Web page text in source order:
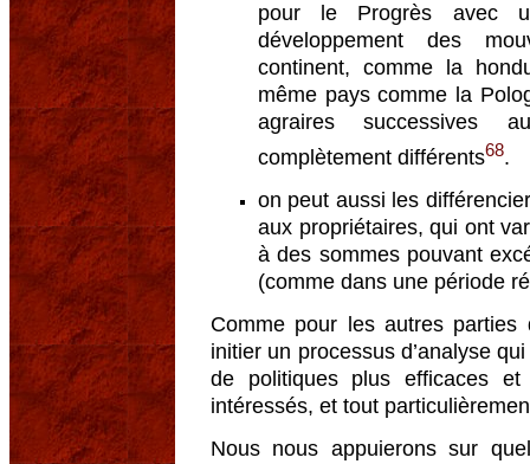
pour le Progrès avec
développement des
continent, comme la
même pays comme la
agraires successives
complètement différents68.
on peut aussi les
aux propriétaires, qui ont
à des sommes pouvant
(comme dans une période
Comme pour les autres
initier un processus d’analyse
de politiques plus efficaces
intéressés, et tout
Nous nous appuierons sur